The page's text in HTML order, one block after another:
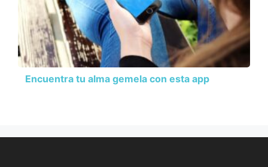
Encuentra tu alma gemela con esta app